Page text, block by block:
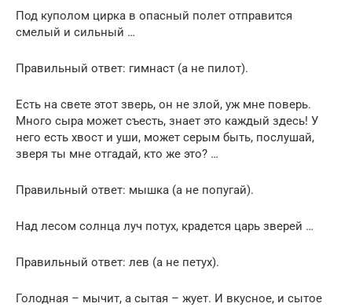
Под куполом цирка в опасный полет отправится
смелый и сильный …
Правильный ответ: гимнаст (а не пилот).
Есть на свете этот зверь, он не злой, уж мне поверь.
Много сыра может съесть, знает это каждый здесь! У
него есть хвост и уши, может серым быть, послушай,
зверя ты мне отгадай, кто же это? …
Правильный ответ: мышка (а не попугай).
Над лесом солнца луч потух, крадется царь зверей …
Правильный ответ: лев (а не петух).
Голодная – мычит, а сытая – жует. И вкусное, и сытое